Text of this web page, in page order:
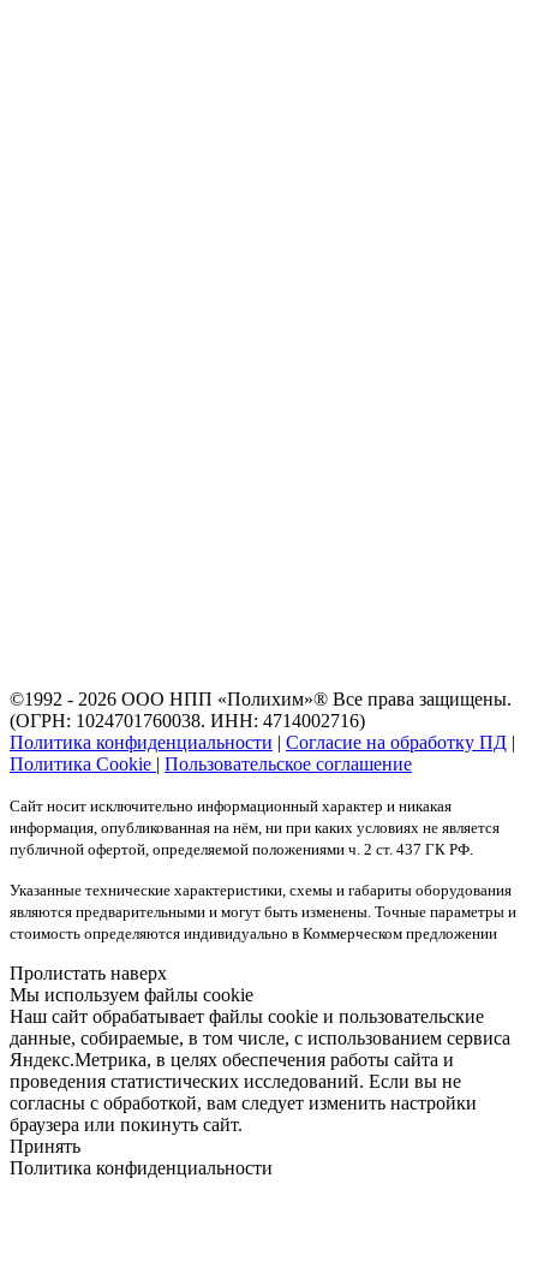
©1992 - 2026 ООО НПП «Полихим»® Все права защищены.
(ОГРН: 1024701760038. ИНН: 4714002716)
Политика конфиденциальности | Согласие на обработку ПД |
Политика Cookie | Пользовательское соглашение
Сайт носит исключительно информационный характер и никакая
информация, опубликованная на нём, ни при каких условиях не является
публичной офертой, определяемой положениями ч. 2 ст. 437 ГК РФ.
Указанные технические характеристики, схемы и габариты оборудования
являются предварительными и могут быть изменены. Точные параметры и
стоимость определяются индивидуально в Коммерческом предложении
Пролистать наверх
Мы используем файлы cookie
Наш сайт обрабатывает файлы cookie и пользовательские
данные, собираемые, в том числе, с использованием сервиса
Яндекс.Метрика, в целях обеспечения работы сайта и
проведения статистических исследований. Если вы не
согласны с обработкой, вам следует изменить настройки
браузера или покинуть сайт.
Принять
Политика конфиденциальности